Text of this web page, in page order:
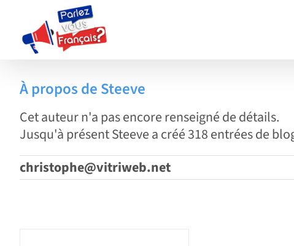
contenu
À propos deSteeve
Cet auteur n'a pas encore renseigné de détails.
Jusqu'à présent Steeve a créé 318 entrées de
christophe@vitriweb.net